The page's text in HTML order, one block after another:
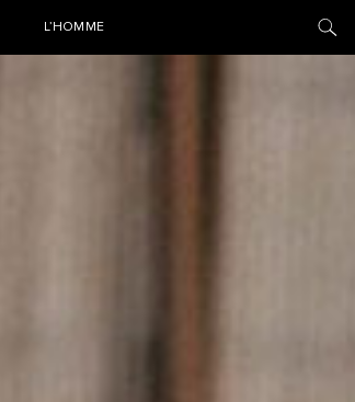
L’HOMME